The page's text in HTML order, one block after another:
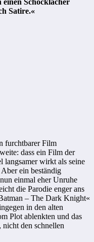
Satire.«
furchtbarer Film
dass ein Film der
langsamer wirkt als seine
ein beständig
einmal eher Unruhe
die Parodie enger ans
– The Dark Knight«
in den alten
Plot ablenkten und das
nicht den schnellen